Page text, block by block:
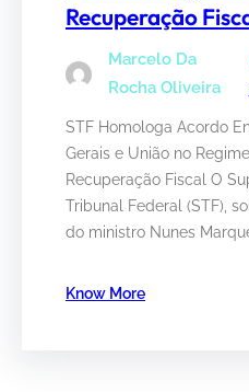
Recuperação
Marcelo Da
Rocha Oliveira
STF Homologa Acordo
Gerais e União no
Recuperação Fiscal O
Tribunal Federal (STF),
do ministro Nunes
Know More